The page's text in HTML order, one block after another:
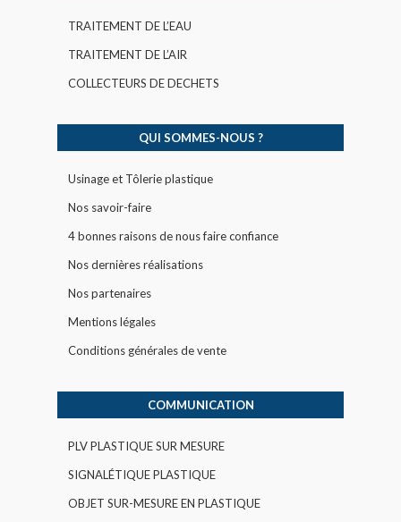
TRAITEMENT DE L’EAU
TRAITEMENT DE L’AIR
COLLECTEURS DE DECHETS
QUI SOMMES-NOUS ?
Usinage et Tôlerie plastique
Nos savoir-faire
4 bonnes raisons de nous faire confiance
Nos dernières réalisations
Nos partenaires
Mentions légales
Conditions générales de vente
COMMUNICATION
PLV PLASTIQUE SUR MESURE
SIGNALÉTIQUE PLASTIQUE
OBJET SUR-MESURE EN PLASTIQUE